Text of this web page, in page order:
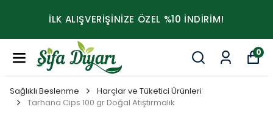
İLK ALIŞVERİŞİNİZE ÖZEL %10 İNDİRİM!
0
Sağlıklı Beslenme
Harçlar ve Tüketici Ürünleri
Tarhana Cips 100 gr Doğal Atıştırmalık